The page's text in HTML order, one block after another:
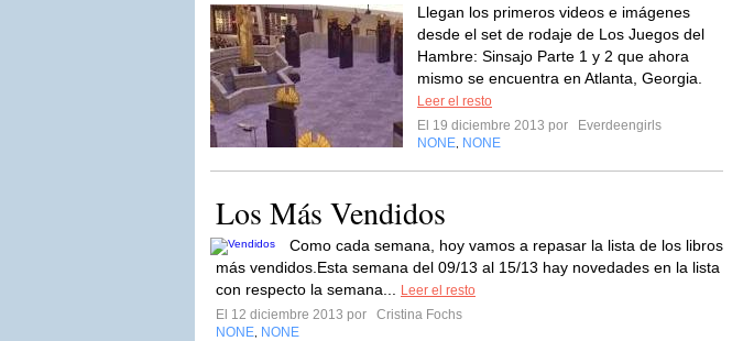
Llegan los primeros videos e imágenes
desde el set de rodaje de Los Juegos del
Hambre: Sinsajo Parte 1 y 2 que ahora
mismo se encuentra en Atlanta, Georgia.
Leer el resto
El 19 diciembre 2013 por
Everdeengirls
NONE NONE
Los Más Vendidos
Como cada semana, hoy vamos a repasar la lista de los libros
más vendidos.Esta semana del 09/13 al 15/13 hay novedades en la lista
con respecto la semana...
Leer el resto
El 12 diciembre 2013 por
Cristina Fochs
NONE NONE